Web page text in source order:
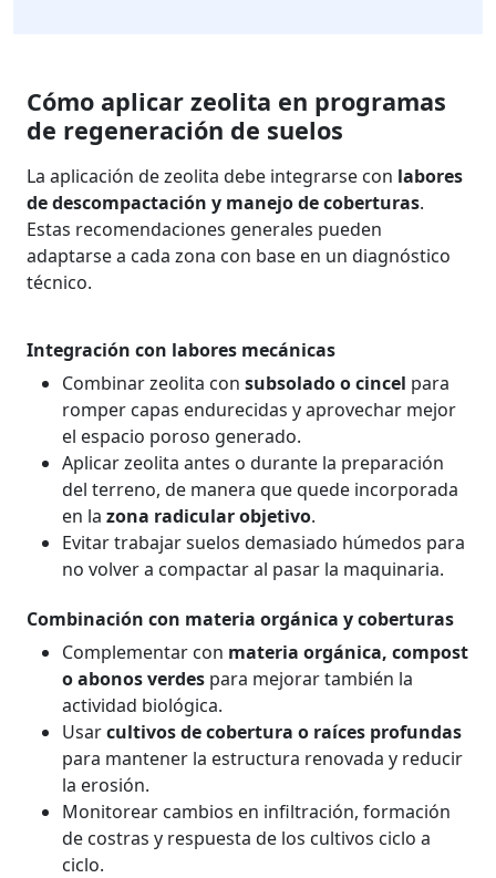
Cómo aplicar zeolita en programas
de regeneración de suelos
La aplicación de zeolita debe integrarse con labores
de descompactación y manejo de coberturas.
Estas recomendaciones generales pueden
adaptarse a cada zona con base en un diagnóstico
técnico.
Integración con labores mecánicas
Combinar zeolita con subsolado o cincel para
romper capas endurecidas y aprovechar mejor
el espacio poroso generado.
Aplicar zeolita antes o durante la preparación
del terreno, de manera que quede incorporada
en la zona radicular objetivo.
Evitar trabajar suelos demasiado húmedos para
no volver a compactar al pasar la maquinaria.
Combinación con materia orgánica y coberturas
Complementar con materia orgánica, compost
o abonos verdes para mejorar también la
actividad biológica.
Usarcultivos de cobertura o raíces profundas
para mantener la estructura renovada y reducir
la erosión.
Monitorear cambios en infiltración, formación
de costras y respuesta de los cultivos ciclo a
ciclo.